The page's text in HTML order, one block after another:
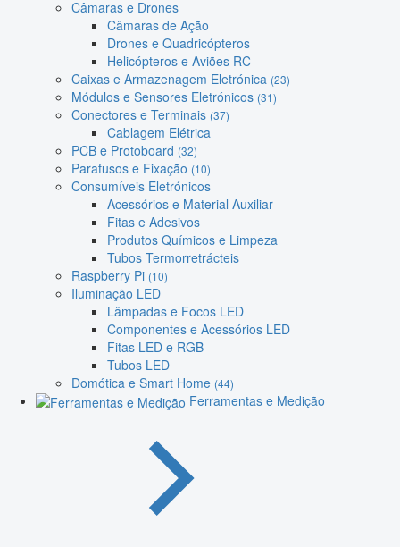
Câmaras e Drones
Câmaras de Ação
Drones e Quadricópteros
Helicópteros e Aviões RC
Caixas e Armazenagem Eletrónica (23)
Módulos e Sensores Eletrónicos (31)
Conectores e Terminais (37)
Cablagem Elétrica
PCB e Protoboard (32)
Parafusos e Fixação (10)
Consumíveis Eletrónicos
Acessórios e Material Auxiliar
Fitas e Adesivos
Produtos Químicos e Limpeza
Tubos Termorretrácteis
Raspberry Pi (10)
Iluminação LED
Lâmpadas e Focos LED
Componentes e Acessórios LED
Fitas LED e RGB
Tubos LED
Domótica e Smart Home (44)
Ferramentas e Medição